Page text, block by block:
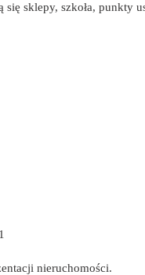
sklepy, szkoła, punkty
nieruchomości.